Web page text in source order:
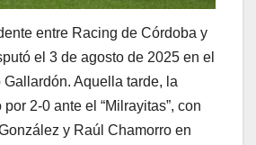
entre Racing de Córdoba y
el 3 de agosto de 2025 en el
Aquella tarde, la
por 2-0 ante el “Milrayitas”, con
y Raúl Chamorro en